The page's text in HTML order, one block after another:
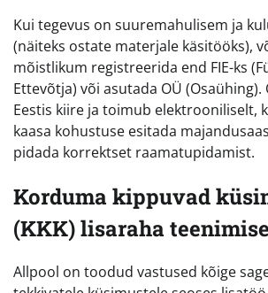
Kui tegevus on suuremahulisem ja
(näiteks ostate materjale käsitööks),
mõistlikum registreerida end FIE-ks
Ettevõtja) või asutada OÜ
Eestis kiire ja toimub elektrooniliselt,
kaasa kohustuse esitada
pidada korrektset raamatupidamist.
Korduma kippuvad
(KKK) lisaraha
Allpool on toodud vastused kõige